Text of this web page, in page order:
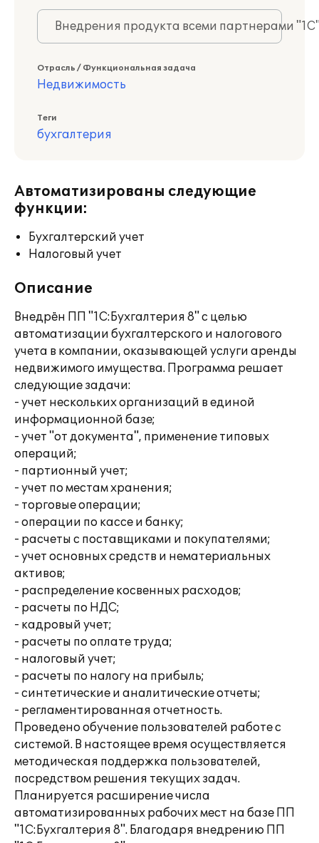
Внедрения продукта всеми партнерами
Отрасль / Функциональная задача
Недвижимость
Теги
бухгалтерия
Автоматизированы следующие
функции:
Бухгалтерский учет
Налоговый учет
Описание
Внедрён ПП "1С:Бухгалтерия 8" с целью
автоматизации бухгалтерского и налогового
учета в компании, оказывающей услуги аренды
недвижимого имущества. Программа решает
следующие задачи:
- учет нескольких организаций в единой
информационной базе;
- учет "от документа", применение типовых
операций;
- партионный учет;
- учет по местам хранения;
- торговые операции;
- операции по кассе и банку;
- расчеты с поставщиками и покупателями;
- учет основных средств и нематериальных
активов;
- распределение косвенных расходов;
- расчеты по НДС;
- кадровый учет;
- расчеты по оплате труда;
- налоговый учет;
- расчеты по налогу на прибыль;
- синтетические и аналитические отчеты;
- регламентированная отчетность.
Проведено обучение пользователей работе с
системой. В настоящее время осуществляется
методическая поддержка пользователей,
посредством решения текущих задач.
Планируется расширение числа
автоматизированных рабочих мест на базе ПП
"1С:Бухгалтерия 8". Благодаря внедрению ПП